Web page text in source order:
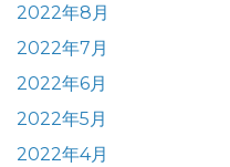
2022年8月
2022年7月
2022年6月
2022年5月
2022年4月